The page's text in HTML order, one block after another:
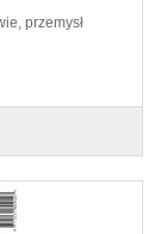
przemysł